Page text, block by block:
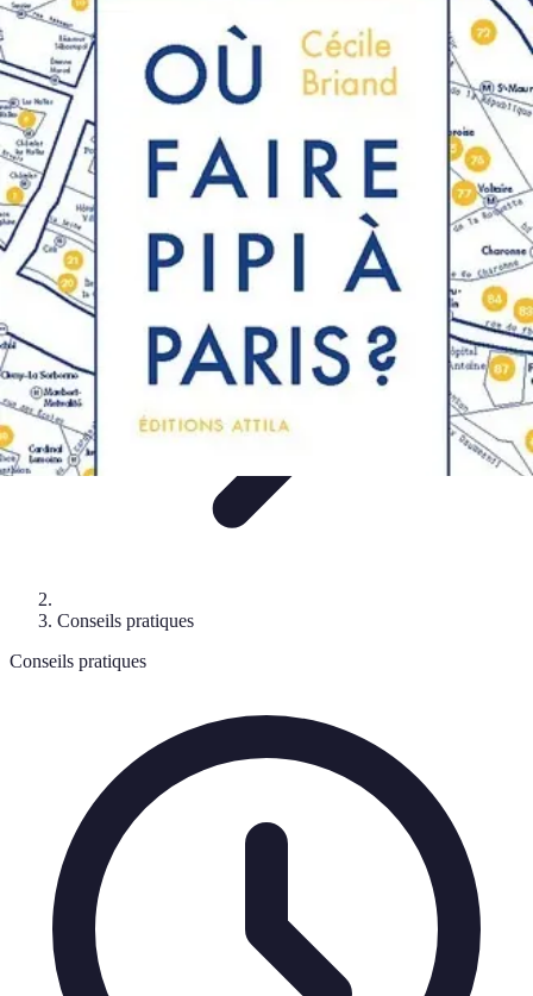
Shopping Accessible
Compréhension de l'accessibilitéAccessibilitéGuides pratiquesGuide
PratiqueMode Accessible
Shopping Accessible
Conseils pratiques
Conseils pratiques